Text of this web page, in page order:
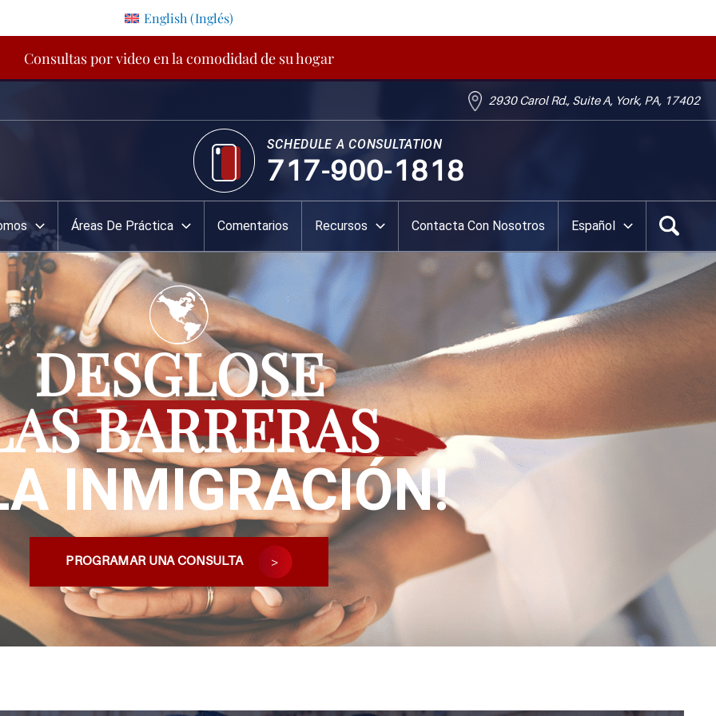
English (Inglés)
Consultas por video en la comodidad de su hogar
2930 Carol Rd., Suite A, York, PA, 17402
SCHEDULE A CONSULTATION
717-900-1818
Áreas De Práctica Comentarios Recursos Contacta Con Nosotros Español
DESGLOSE
BARRERAS
INMIGRACIÓN!
PROGRAMAR UNA CONSULTA